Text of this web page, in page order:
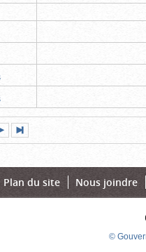
page
Plan du site Nous joindre
©